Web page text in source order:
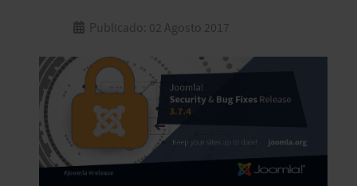
Publicado: 02 Agosto 2017